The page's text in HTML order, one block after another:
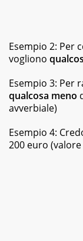
Esempio 2: Per
vogliono
Esempio 3: Per
qualcosa meno
avverbiale)
Esempio 4:
200 euro